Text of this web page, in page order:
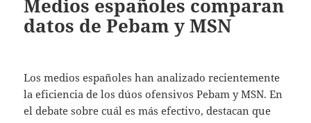
Medios españoles comparan
datos de Pebam y MSN
Los medios españoles han analizado recientemente
la eficiencia de los dúos ofensivos Pebam y MSN. En
el debate sobre cuál es más efectivo, destacan que